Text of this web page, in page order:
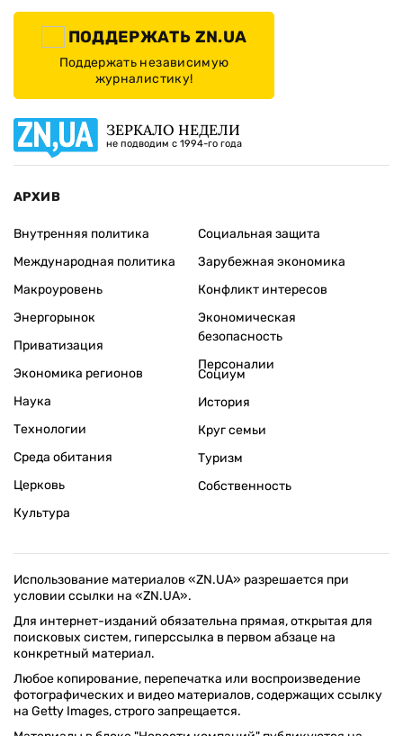
ПОДДЕРЖАТЬ ZN.UA
Поддержать независимую
журналистику!
ЗЕРКАЛО НЕДЕЛИ
не подводим с 1994-го года
АРХИВ
Внутренняя политика
Международная политика
Макроуровень
Энергорынок
Приватизация
Экономика регионов
Социальная защита
Зарубежная экономика
Конфликт интересов
Экономическая
безопасность
Персоналии
Наука
Технологии
Среда обитания
Церковь
Культура
Социум
История
Круг семьи
Туризм
Собственность
Использование материалов «ZN.UA» разрешается при
условии ссылки на «ZN.UA».
Для интернет-изданий обязательна прямая, открытая для
поисковых систем, гиперссылка в первом абзаце на
конкретный материал.
Любое копирование, перепечатка или воспроизведение
фотографических и видео материалов, содержащих ссылку
на Getty Images, строго запрещается.